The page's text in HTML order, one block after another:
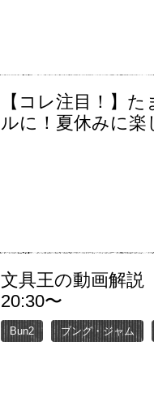
【コレ注目！】
ルに！夏休みに楽
文具王の動画解説
20:30〜
Bun2 ブング・ジャム